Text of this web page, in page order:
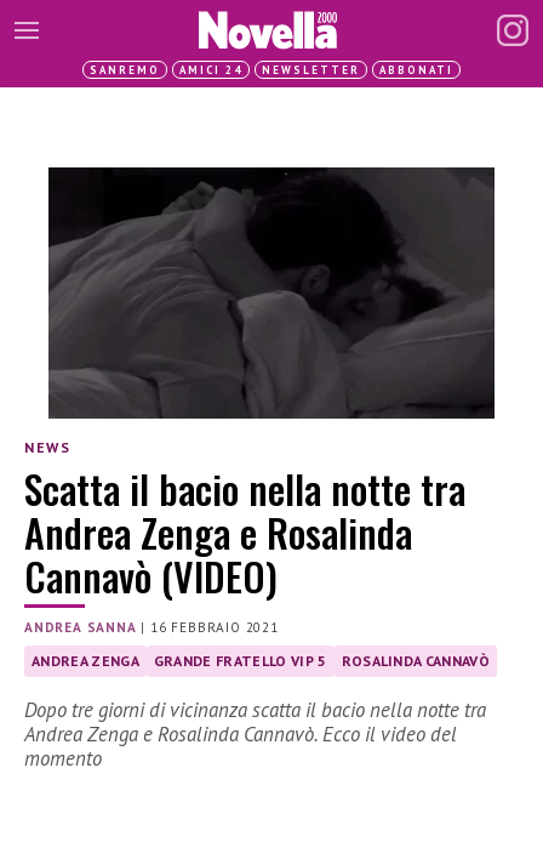
SANREMO AMICI 24 NEWSLETTER ABBONATI
NEWS
Scatta il bacio nella notte tra
Andrea Zenga e Rosalinda
Cannavò (VIDEO)
ANDREA SANNA | 16 FEBBRAIO 2021
ANDREA ZENGA GRANDE FRATELLO VIP 5 ROSALINDA CANNAVÒ
Dopo tre giorni di vicinanza scatta il bacio nella notte tra
Andrea Zenga e Rosalinda Cannavò. Ecco il video del
momento